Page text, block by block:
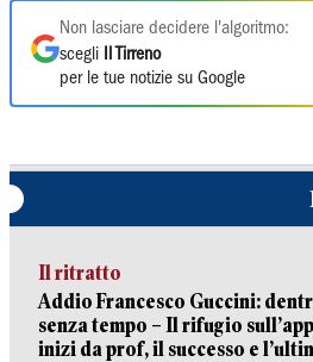
Non lasciare decidere l'algoritmo:
scegli
Il Tirreno
per le tue notizie su Google
Il ritratto
Addio Francesco Guccini:
senza tempo – Il rifugio
inizi da prof, il successo e